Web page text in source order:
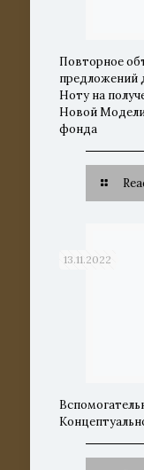
Повторное
предложений
Ноту на
Новой Модели
фонда
13.11.2022